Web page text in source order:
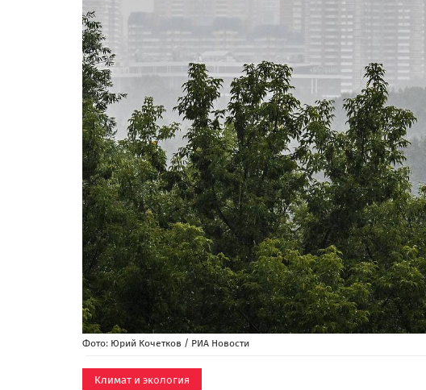
Фото: Юрий Кочетков / РИА Новости
Климат и экология